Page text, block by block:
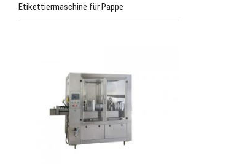
Etikettiermaschine für Pappe